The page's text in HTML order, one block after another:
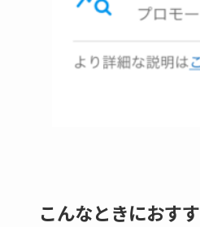
こんなときにおすす